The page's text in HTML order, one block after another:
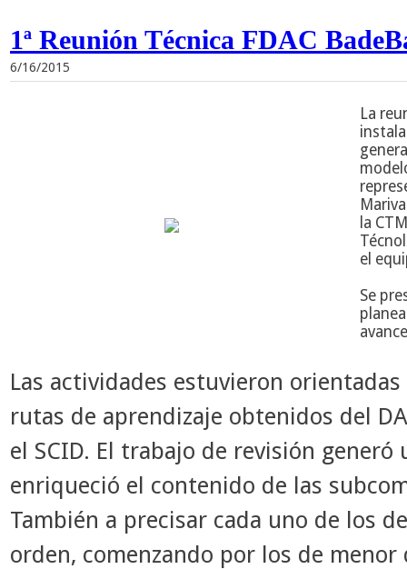
1ª Reunión Técnica FDAC
6/16/2015
La
la
el
Se
Las actividades estuvieron
rutas de aprendizaje obtenidos del
el SCID. El trabajo de revisión generó
enriqueció el contenido de las
También a precisar cada uno de los
orden, comenzando por los de